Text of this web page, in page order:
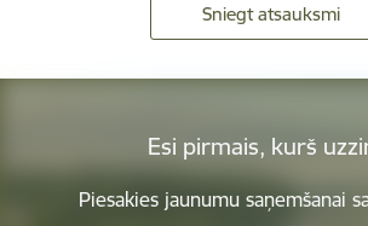
Sniegt atsauksmi
Esi pirmais, kurš
Piesakies jaunumu saņemšanai